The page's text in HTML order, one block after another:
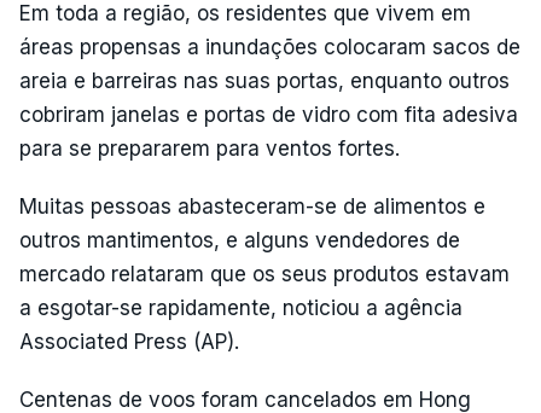
Em toda a região, os residentes que vivem em
áreas propensas a inundações colocaram sacos de
areia e barreiras nas suas portas, enquanto outros
cobriram janelas e portas de vidro com fita adesiva
para se prepararem para ventos fortes.
Muitas pessoas abasteceram-se de alimentos e
outros mantimentos, e alguns vendedores de
mercado relataram que os seus produtos estavam
a esgotar-se rapidamente, noticiou a agência
Associated Press (AP).
Centenas de voos foram cancelados em Hong